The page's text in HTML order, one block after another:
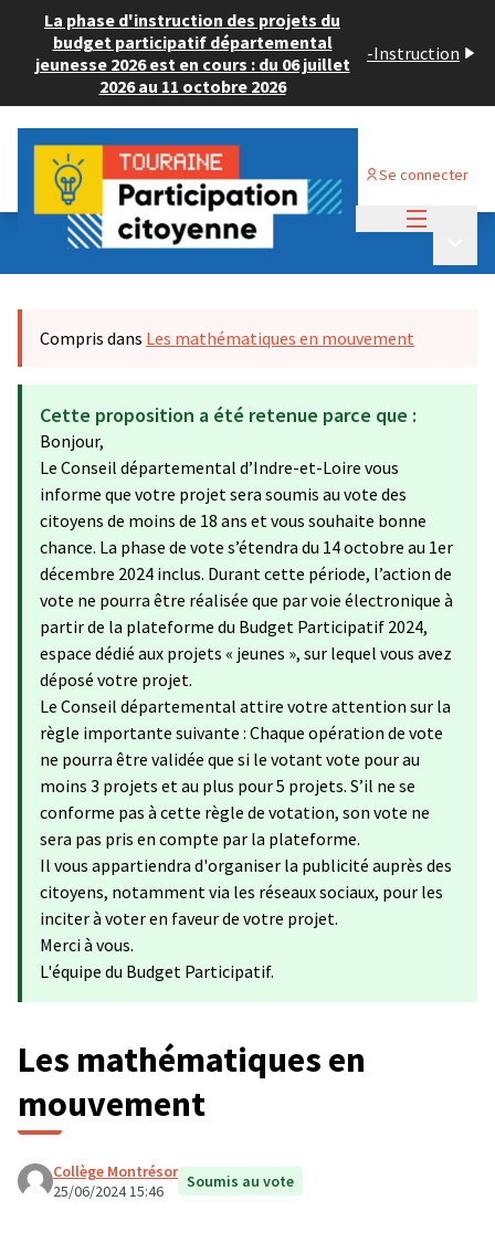
La phase d'instruction des projets du
budget participatif départemental
jeunesse 2026 est en cours : du 06 juillet
2026 au 11 octobre 2026
-Instruction
Se connecter
Budget Participatif JEUNESSE 2024
💡 Consulter les projets déposés
Compris dans Les mathématiques en mouvement
Cette proposition a été retenue parce que :
Bonjour,
Le Conseil départemental d’Indre-et-Loire vous
informe que votre projet sera soumis au vote des
citoyens de moins de 18 ans et vous souhaite bonne
chance. La phase de vote s’étendra du 14 octobre au 1er
décembre 2024 inclus. Durant cette période, l’action de
vote ne pourra être réalisée que par voie électronique à
partir de la plateforme du Budget Participatif 2024,
espace dédié aux projets « jeunes », sur lequel vous avez
déposé votre projet.
Le Conseil départemental attire votre attention sur la
règle importante suivante : Chaque opération de vote
ne pourra être validée que si le votant vote pour au
moins 3 projets et au plus pour 5 projets. S’il ne se
conforme pas à cette règle de votation, son vote ne
sera pas pris en compte par la plateforme.
Il vous appartiendra d'organiser la publicité auprès des
citoyens, notamment via les réseaux sociaux, pour les
inciter à voter en faveur de votre projet.
Merci à vous.
L'équipe du Budget Participatif.
Les mathématiques en
mouvement
Collège Montrésor
25/06/2024 15:46
Soumis au vote